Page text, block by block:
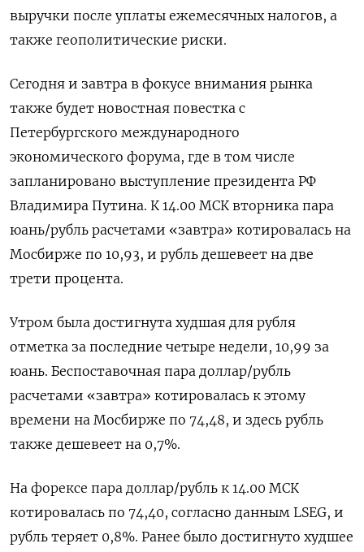
выручки после уплаты ежемесячных налогов, а
также геополитические риски.
Сегодня и завтра в фокусе внимания рынка
также ‌будет новостная повестка с
Петербургского международного
экономического форума, где в том числе
запланировано выступление президента РФ
Владимира Путина. К 14.00 МСК вторника пара
юань/рубль расчетами «завтра» котировалась на
Мосбирже по 10,93, и рубль дешевеет на две
трети процента.
Утром была достигнута худшая для рубля
отметка за последние четыре недели, ​10,99 за
юань. Беспоставочная пара доллар/рубль
расчетами «завтра» котировалась к ​этому
времени на Мосбирже по 74,48, ​и здесь ⁠рубль
также дешевеет на 0,7%.
На форексе пара доллар/рубль к 14.00 МСК
котировалась по 74,40, согласно данным LSEG, ‌и
рубль теряет 0,8%. Ранее было достигнуто худшее